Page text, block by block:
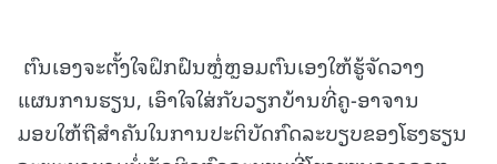
ຕົນເອງຈະຕັ້ງໃຈຝຶກຝົນຫຼໍ່ຫຼອມຕົນເອງໃຫ້ຮູ້ຈັດວາງ
ແຜນການຮຽນ, ເອົາໃຈໃສ່ກັບວຽກບ້ານທີ່ຄູ-ອາຈານ
ມອບໃຫ້ຖືສໍາຄັນໃນການປະຕິບັດກົດລະບຽບຂອງໂຮງຮຽນ